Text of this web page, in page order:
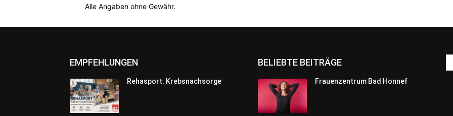
Alle Angaben ohne Gewähr.
EMPFEHLUNGEN
Rehasport: Krebsnachsorge
BELIEBTE BEITRÄGE
Frauenzentrum Bad Honnef